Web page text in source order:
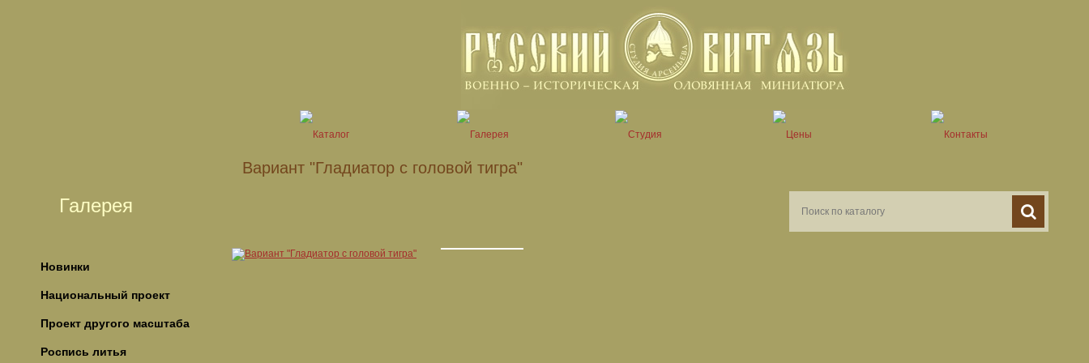
Вариант "Гладиатор с головой тигра"
Галерея
Новинки
Национальный проект
Проект другого масштаба
Роспись литья